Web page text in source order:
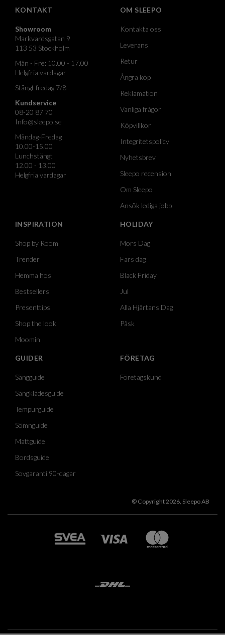
KONTAKT
Showroom
Markvardsgatan 9
113 53 Stockholm
Mån - Fre: 10.00 - 17.00
Helgfria vardagar
Stängt fredag 7/8
Kundservice
08-20 87 70
Info@sleepo.se
Måndag-Fredag
10.00-15.00
Lunchstängt
12.00 - 13.00
Helgfria vardagar
OM SLEEPO
Kontakta oss
Leverans
Retur
Ångra köp
Reklamation
Vanliga frågor
Köpvillkor
Integritetspolicy
Nyhetsbrev
Sleepo recension
Om Sleepo
Ansök lediga jobb
INSPIRATION
Shop by Room
Trender
Hemma hos
Bestsellers
Presenttips
Shop the look
Moomin
HOLIDAY
Mors Dag
Fars dag
Black Friday
Jul
Alla Hjärtans Dag
Påsk
GUIDER
Sängguide
Sängklädesguide
Tempurguide
Sömnguide
Mattguide
Bordsguide
Sovgaranti 90-dagar
FÖRETAG
Företagskund
© Copyright 2026, Sleepo AB